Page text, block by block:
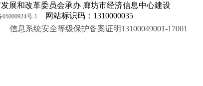
展和改革委员会承办 廊坊市经济信息中心建设
05000924号-1
网站标识码：1310000035
信息系统安全等级保护备案证明13100049001-17001